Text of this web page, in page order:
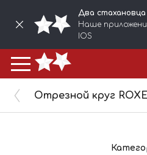
Два стахановца
Наше
IOS